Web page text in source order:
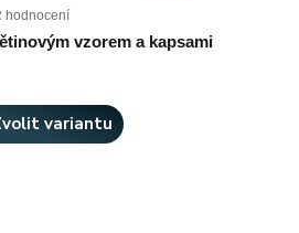
hodnocení
vzorem a kapsami
variantu